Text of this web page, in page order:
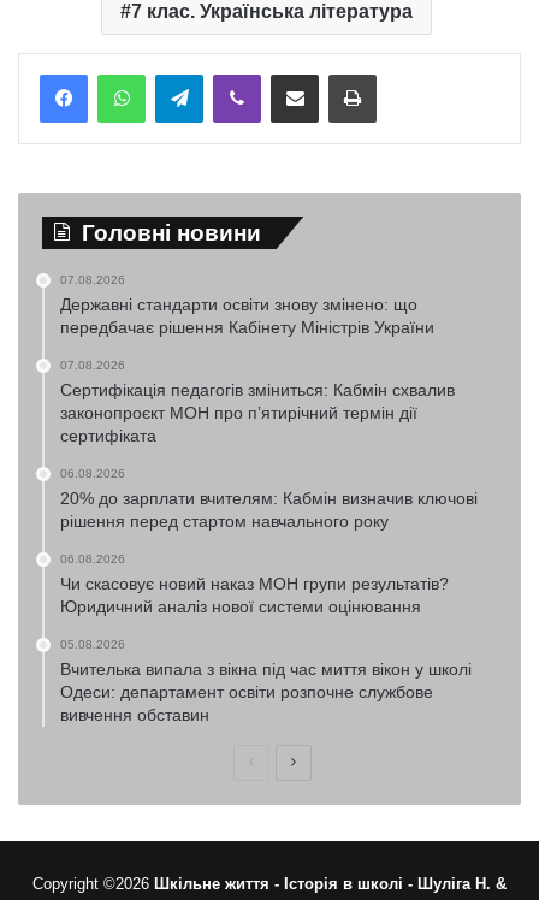
7 клас. Українська література
TelegramViber Надіслати електронною поштоюНадрукувати
Головні новини
07.08.2026
Державні стандарти освіти знову змінено: що
передбачає рішення Кабінету Міністрів України
07.08.2026
Сертифікація педагогів зміниться: Кабмін схвалив
законопроєкт МОН про п’ятирічний термін дії
сертифіката
06.08.2026
20% до зарплати вчителям: Кабмін визначив ключові
рішення перед стартом навчального року
06.08.2026
Чи скасовує новий наказ МОН групи результатів?
Юридичний аналіз нової системи оцінювання
05.08.2026
Вчителька випала з вікна під час миття вікон у школі
Одеси: департамент освіти розпочне службове
вивчення обставин
ПопередняНаступна
Copyright ©2026 Шкільне життя - Історія в школі - Шуліга Н. &